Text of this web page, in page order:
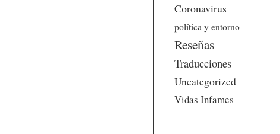
Coronavirus
política y entorno
Reseñas
Traducciones
Uncategorized
Vidas Infames